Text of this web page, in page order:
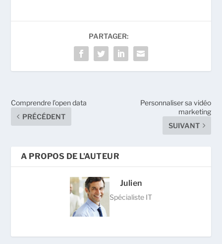
PARTAGER:
Comprendre l’open data
PRÉCÉDENT
Personnaliser sa vidéo
marketing
SUIVANT
A PROPOS DE L'AUTEUR
Julien
Spécialiste IT